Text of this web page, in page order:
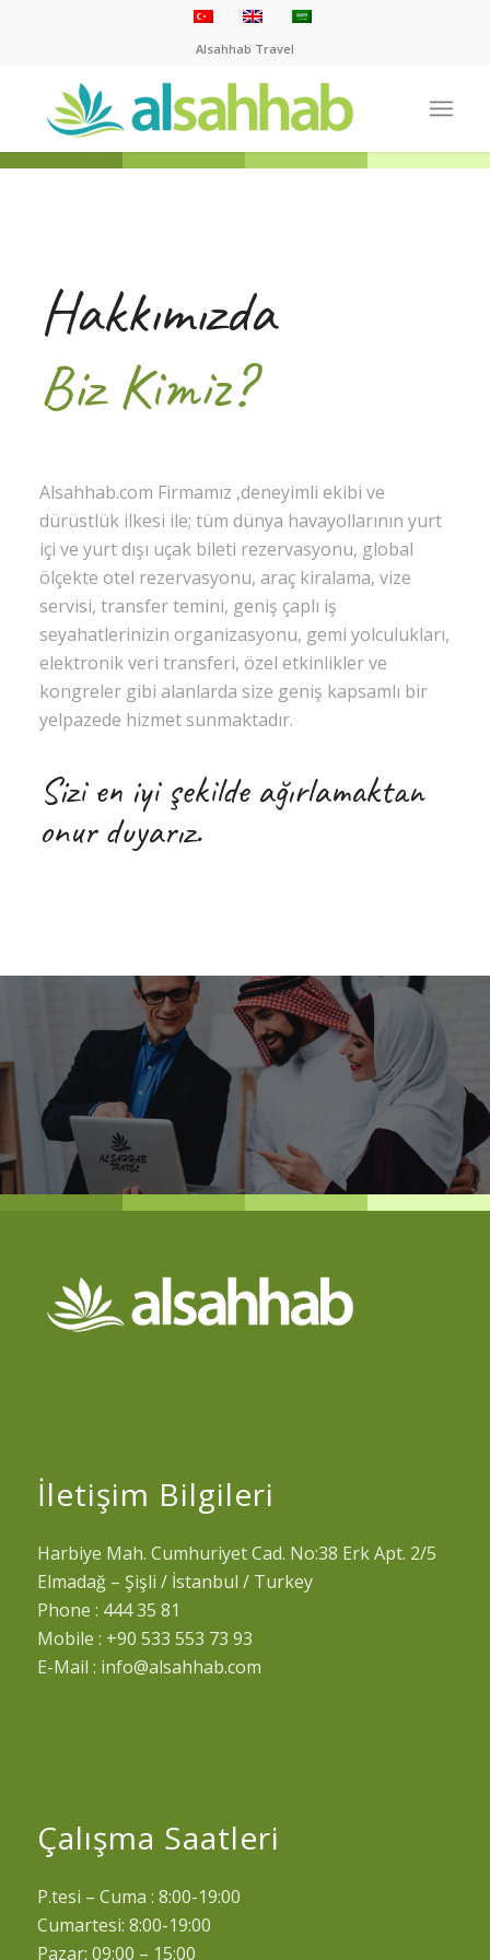
Alsahhab Travel
Hakkımızda
Biz Kimiz?
Alsahhab.com Firmamız ,deneyimli ekibi ve
dürüstlük ilkesi ile; tüm dünya havayollarının yurt
içi ve yurt dışı uçak bileti rezervasyonu, global
ölçekte otel rezervasyonu, araç kiralama, vize
servisi, transfer temini, geniş çaplı iş
seyahatlerinizin organizasyonu, gemi yolculukları,
elektronik veri transferi, özel etkinlikler ve
kongreler gibi alanlarda size geniş kapsamlı bir
yelpazede hizmet sunmaktadır.
Sizi en iyi şekilde ağırlamaktan
onur duyarız.
İletişim Bilgileri
Harbiye Mah. Cumhuriyet Cad. No:38 Erk Apt. 2/5
Elmadağ – Şişli / İstanbul / Turkey
Phone : 444 35 81
Mobile : +90 533 553 73 93
E-Mail : info@alsahhab.com
Çalışma Saatleri
P.tesi – Cuma : 8:00-19:00
Cumartesi: 8:00-19:00
Pazar: 09:00 – 15:00